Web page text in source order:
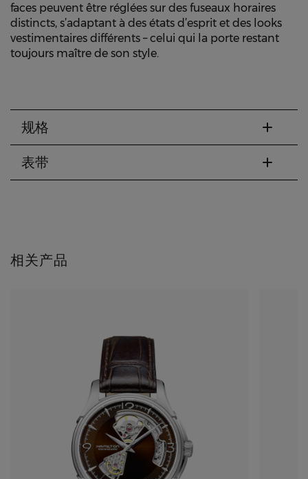
faces peuvent être réglées sur des fuseaux horaires
distincts, s’adaptant à des états d’esprit et des looks
vestimentaires différents – celui qui la porte restant
toujours maître de son style.
规格
表带
相关产品